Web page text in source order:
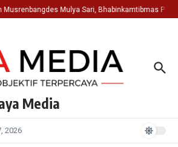
Mulya Sari, Bhabinkamtibmas
Media
2026